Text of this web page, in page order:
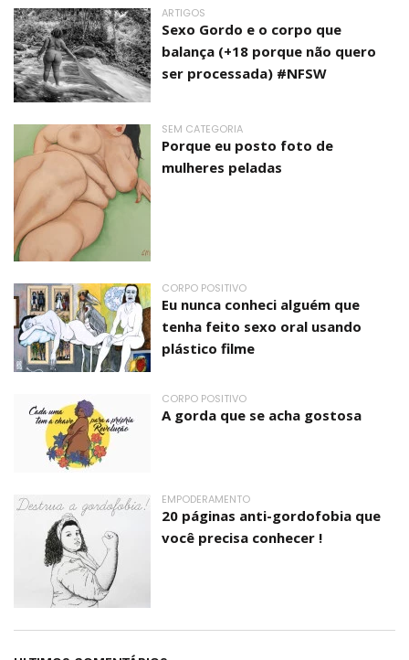
ARTIGOS
Sexo Gordo e o corpo que
balança (+18 porque não quero
ser processada) #NFSW
SEM CATEGORIA
Porque eu posto foto de
mulheres peladas
CORPO POSITIVO
Eu nunca conheci alguém que
tenha feito sexo oral usando
plástico filme
CORPO POSITIVO
A gorda que se acha gostosa
EMPODERAMENTO
20 páginas anti-gordofobia que
você precisa conhecer !